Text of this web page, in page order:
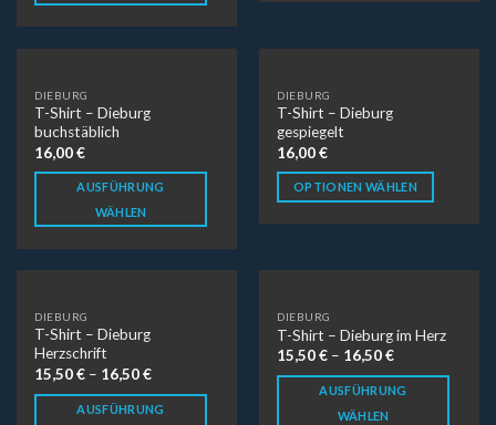
DIEBURG
T-Shirt – Dieburg
buchstäblich
16,00€
AUSFÜHRUNG
WÄHLEN
DIEBURG
T-Shirt – Dieburg
gespiegelt
16,00€
OPTIONEN WÄHLEN
DIEBURG
T-Shirt – Dieburg
Herzschrift
15,50€ – 16,50€
AUSFÜHRUNG
DIEBURG
T-Shirt – Dieburg im Herz
15,50€ – 16,50€
AUSFÜHRUNG
WÄHLEN